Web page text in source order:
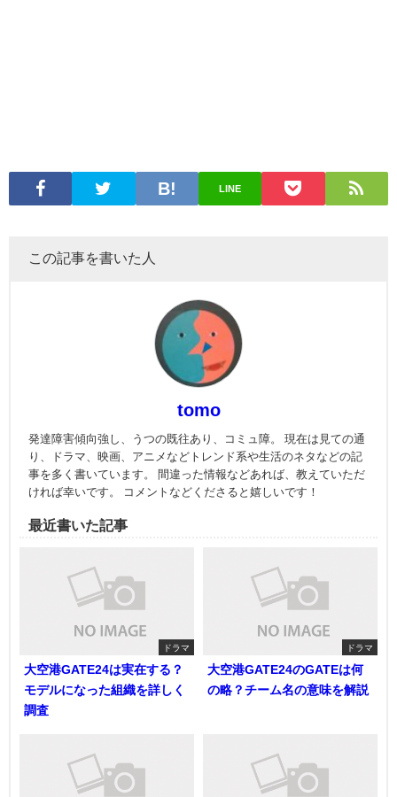
LINE
この記事を書いた人
tomo
発達障害傾向強し、うつの既往あり、コミュ障。 現在は見ての通
り、ドラマ、映画、アニメなどトレンド系や生活のネタなどの記
事を多く書いています。 間違った情報などあれば、教えていただ
ければ幸いです。 コメントなどくださると嬉しいです！
最近書いた記事
ドラマ
大空港GATE24は実在する？
モデルになった組織を詳しく
調査
ドラマ
大空港GATE24のGATEは何
の略？チーム名の意味を解説